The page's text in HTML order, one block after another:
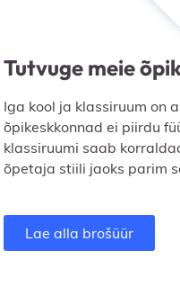
Tutvuge meie
Iga kool ja klassiruum on
õpikeskkonnad ei piirdu
klassiruumi saab
õpetaja stiili jaoks parim
Lae alla brošüür